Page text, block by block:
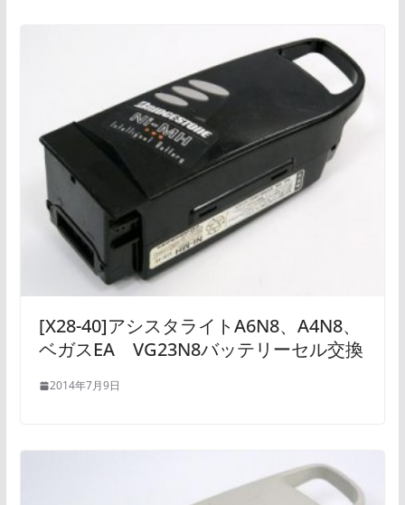
[X28-40]アシスタライトA6N8、A4N8、
ベガスEA VG23N8バッテリーセル交換
2014年7月9日